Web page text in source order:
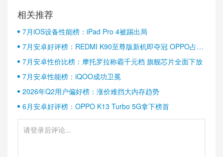
相关推荐
7月iOS设备性能榜：iPad Pro 4被踢出局
7月安卓好评榜：REDMI K90至尊版新机即夺冠 OPPO占据
半壁江山
7月安卓性价比榜：摩托罗拉称霸千元档 旗舰芯片全面下放
7月安卓性能榜：iQOO成功卫冕
2026年Q2用户偏好榜：涨价难挡大内存趋势
6月安卓好评榜：OPPO K13 Turbo 5G拿下榜首